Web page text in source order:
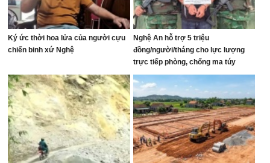
Ký ức thời hoa lửa của người cựu
chiến binh xứ Nghệ
Nghệ An hỗ trợ 5 triệu
đồng/người/tháng cho lực lượng
trực tiếp phòng, chống ma túy